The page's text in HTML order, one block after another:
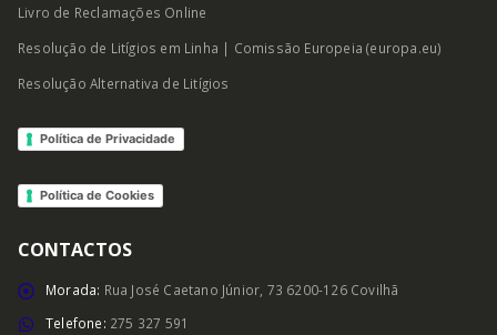
Livro de Reclamações Online
Resolução de Litígios em Linha | Comissão Europeia (europa.eu)
Resolução Alternativa de Litígios
Política de Privacidade
Política de Cookies
CONTACTOS
Morada: Rua José Caetano Júnior, 73 6200-126 Covilhã
Telefone: 275 327 591